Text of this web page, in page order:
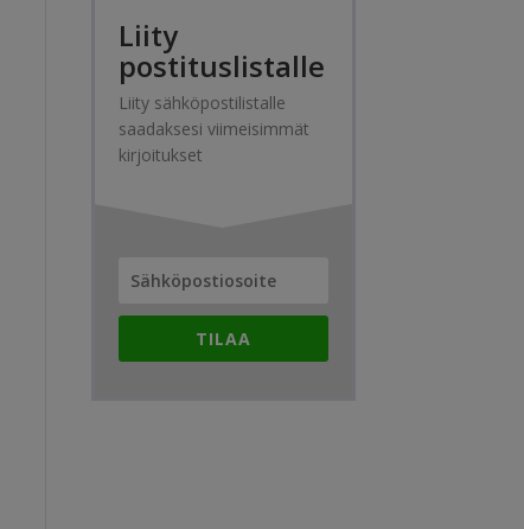
Liity
postituslistalle
Liity sähköpostilistalle
saadaksesi viimeisimmät
kirjoitukset
TILAA